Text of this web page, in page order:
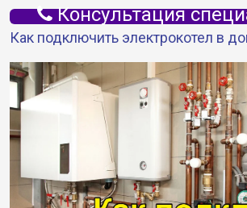
Консультация
Как подключить электрокотел в